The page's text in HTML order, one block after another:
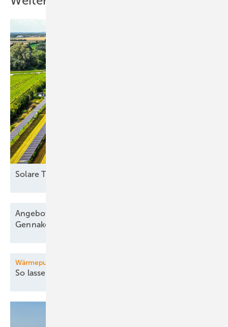
SolareTrackeranlage
Angebote für Windparkbau senken Vergütung,
Gennaker
Wärmepumpe für Bestandsgebäude
So lassen sich Kosten